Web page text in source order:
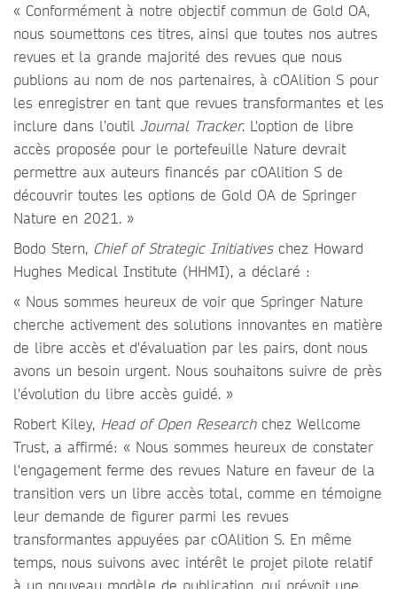
« Conformément à notre objectif commun de Gold OA,
nous soumettons ces titres, ainsi que toutes nos autres
revues et la grande majorité des revues que nous
publions au nom de nos partenaires, à cOAlition S pour
les enregistrer en tant que revues transformantes et les
inclure dans l’outil Journal Tracker. L'option de libre
accès proposée pour le portefeuille Nature devrait
permettre aux auteurs financés par cOAlition S de
découvrir toutes les options de Gold OA de Springer
Nature en 2021. »
Bodo Stern, Chief of Strategic Initiativeschez Howard
Hughes Medical Institute (HHMI), a déclaré :
« Nous sommes heureux de voir que Springer Nature
cherche activement des solutions innovantes en matière
de libre accès et d'évaluation par les pairs, dont nous
avons un besoin urgent. Nous souhaitons suivre de près
l'évolution du libre accès guidé. »
Robert Kiley, Head of Open Researchchez Wellcome
Trust, a affirmé: « Nous sommes heureux de constater
l'engagement ferme des revues Nature en faveur de la
transition vers un libre accès total, comme en témoigne
leur demande de figurer parmi les revues
transformantes appuyées par cOAlition S. En même
temps, nous suivons avec intérêt le projet pilote relatif
à un nouveau modèle de publication, qui prévoit une